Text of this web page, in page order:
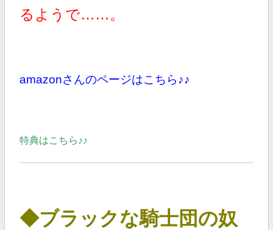
るようで……。
amazonさんのページはこちら♪♪
特典はこちら♪♪
◆ブラックな騎士団の奴